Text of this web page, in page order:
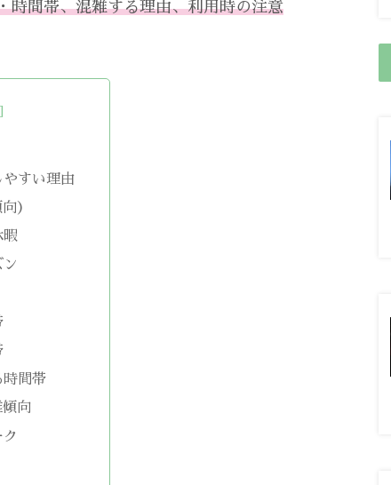
時間帯、混雑する理由、利用時の注意
すい理由
）
暇
時間帯
向